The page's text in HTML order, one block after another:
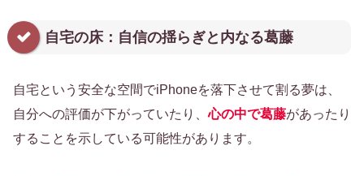
自宅の床：自信の揺らぎと内なる葛藤
自宅という安全な空間でiPhoneを落下させて割る夢は、
自分への評価が下がっていたり、心の中で葛藤があったり
することを示している可能性があります。